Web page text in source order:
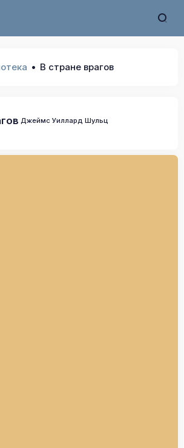
В стране врагов
Джеймс Уиллард Шульц